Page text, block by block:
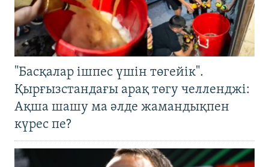
"Басқалар ішпес үшін төгейік".
Қырғызстандағы арақ төгу челленджі:
Ақша шашу ма әлде жамандықпен
күрес пе?